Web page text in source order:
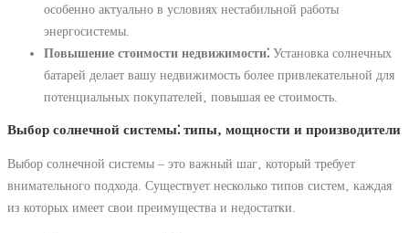
особенно актуально в условиях нестабильной работы
энергосистемы.
Повышение стоимости недвижимости⁚ Установка солнечных
батарей делает вашу недвижимость более привлекательной для
потенциальных покупателей‚ повышая ее стоимость.
Выбор солнечной системы⁚ типы‚ мощности и производители
Выбор солнечной системы – это важный шаг‚ который требует
внимательного подхода. Существует несколько типов систем‚ каждая
из которых имеет свои преимущества и недостатки.